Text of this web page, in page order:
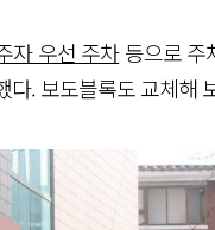
자 우선 주차등으로 주
다. 보도블록도 교체해